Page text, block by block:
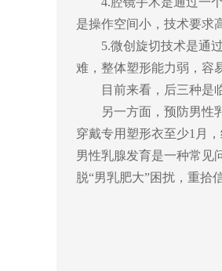
是操作空间小，技术要求
5.微创旋切技术是通过
难，整体塑形能力弱，容
目前来看，后三种是
另一方面，预防男性
穿戴专用塑形衣至少1月 ，
男性乳腺发育是一种常见
脱“男乳肥大”困扰， 重拾